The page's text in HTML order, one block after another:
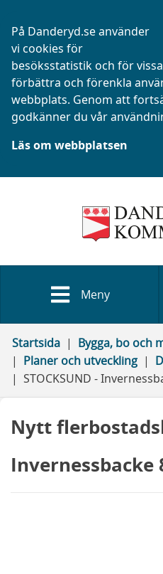
På Danderyd.se använder
vi cookies för
besöksstatistik och för
förbättra och förenkla
webbplats. Genom att
godkänner du vår
Läs om webbplatsen
Meny
Startsida
Bygga, bo och
Planer och utveckling
STOCKSUND -
Nytt
Invernessbacke